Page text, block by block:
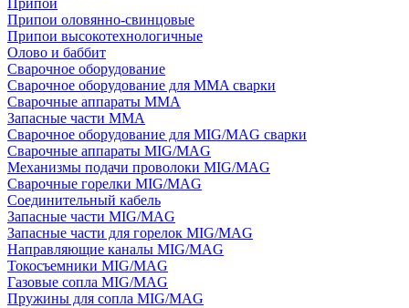
Припои
Припои оловянно-свинцовые
Припои высокотехнологичные
Олово и баббит
Сварочное оборудование
Сварочное оборудование для MMA сварки
Сварочные аппараты MMA
Запасные части MMA
Сварочное оборудование для MIG/MAG сварки
Сварочные аппараты MIG/MAG
Механизмы подачи проволоки MIG/MAG
Сварочные горелки MIG/MAG
Соединительный кабель
Запасные части MIG/MAG
Запасные части для горелок MIG/MAG
Направляющие каналы MIG/MAG
Токосъемники MIG/MAG
Газовые сопла MIG/MAG
Пружины для сопла MIG/MAG